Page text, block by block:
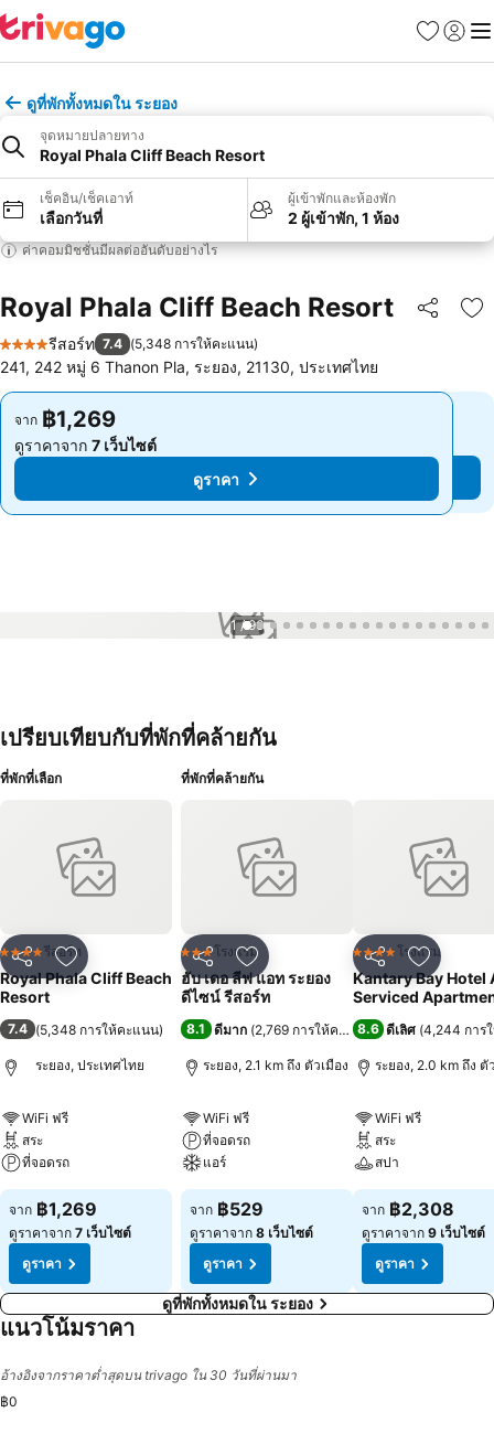
รายการโป
เข้าสู่ร
เมนู
ดูที่พักทั้งหมดใน ระยอง
จุดหมายปลายทาง
Royal Phala Cliff Beach Resort
เช็คอิน/เช็คเอาท์
เลือกวันที่
ผู้เข้าพักและห้องพัก
2 ผู้เข้าพัก, 1 ห้อง
ค่าคอมมิชชั่นมีผลต่ออันดับอย่างไร
Royal Phala Cliff Beach Resort แชร์
เ
4 ดาว
รีสอร์ท 7.4 (5,348 การให้คะแนน)
241, 242 หมู่ 6 Thanon Pla, ระยอง, 21130, ประเทศไทย
จาก ฿1,269
ดูราคาจาก 7 เว็บไซต์
ดูราคา
จาก ฿1,269
ดูราคาจาก 7 เว็บไซต์
ดูราคา
1 / 96
เปรียบเทียบกับที่พักที่คล้ายกัน
ที่พักที่เลือก
แชร์ เพิ่มในรายการโปรด
4 ดาว รีสอร์ท
Royal Phala Cliff Beach
Resort
7.4 (5,348 การให้คะแนน)
ระยอง, ประเทศไทย
WiFi ฟรี
สระ
ที่จอดรถ
จาก ฿1,269
ดูราคาจาก 7 เว็บไซต์
ดูราคา
ที่พักที่คล้ายกัน
แชร์ เพิ่มในรายการโปรด
3 ดาวโรงแรม
ฮับ เดอ ลีฟ แอท ระยอง
ดีไซน์ รีสอร์ท
8.1 ดีมาก (2,769 การให้คะแนน)
ระยอง, 2.1 km ถึง ตัวเมือง
WiFi ฟรี
ที่จอดรถ
แอร์
จาก ฿529
ดูราคาจาก 8 เว็บไซต์
ดูราคา
แชร์ เพิ่มในรา
4 ดาว โรงแรม
Kantary Bay Hotel
Serviced
8.6 ดีเลิศ (4,244 การ
ระยอง, 2.0 km ถึง ตั
WiFi ฟรี
สระ
สปา
จาก ฿2,308
ดูราคาจาก 9 เว็บไซต์
ดูราคา
ดูที่พักทั้งหมดใน ระยอง
แนวโน้มราคา
อ้างอิงจากราคาต่ำสุดบน trivago ใน 30 วันที่ผ่านมา
฿0